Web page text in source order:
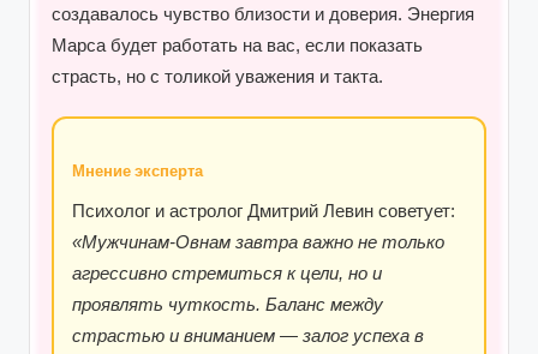
создавалось чувство близости и доверия. Энергия
Марса будет работать на вас, если показать
страсть, но с толикой уважения и такта.
Мнение эксперта
Психолог и астролог Дмитрий Левин советует:
«Мужчинам-Овнам завтра важно не только
агрессивно стремиться к цели, но и
проявлять чуткость. Баланс между
страстью и вниманием — залог успеха в